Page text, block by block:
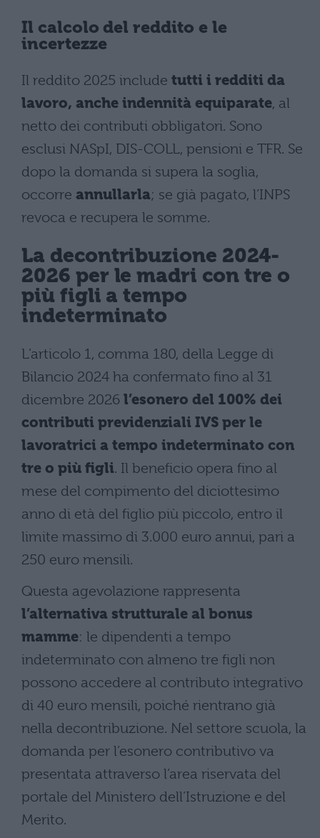
Il calcolo del reddito e le
incertezze
Il reddito 2025 include tutti i redditi da
lavoro, anche indennità equiparate, al
netto dei contributi obbligatori. Sono
esclusi NASpI, DIS-COLL, pensioni e TFR. Se
dopo la domanda si supera la soglia,
occorre annullarla; se già pagato, l’INPS
revoca e recupera le somme.
La decontribuzione 2024-
2026 per le madri con tre o
più figli a tempo
indeterminato
L’articolo 1, comma 180, della Legge di
Bilancio 2024 ha confermato fino al 31
dicembre 2026 l’esonero del 100% dei
contributi previdenziali IVS per le
lavoratrici a tempo indeterminato con
tre o più figli. Il beneficio opera fino al
mese del compimento del diciottesimo
anno di età del figlio più piccolo, entro il
limite massimo di 3.000 euro annui, pari a
250 euro mensili.
Questa agevolazione rappresenta
l’alternativa strutturale al bonus
mamme: le dipendenti a tempo
indeterminato con almeno tre figli non
possono accedere al contributo integrativo
di 40 euro mensili, poiché rientrano già
nella decontribuzione. Nel settore scuola, la
domanda per l’esonero contributivo va
presentata attraverso l’area riservata del
portale del Ministero dell’Istruzione e del
Merito.